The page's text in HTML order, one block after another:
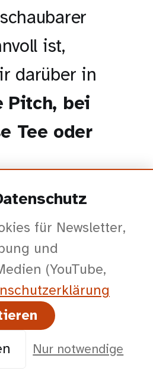
ist,
darüber in
Pitch, bei
Tee oder
mit
USDconfig —
für B2B
für Newsletter,
und
(YouTube,
Nur notwendige